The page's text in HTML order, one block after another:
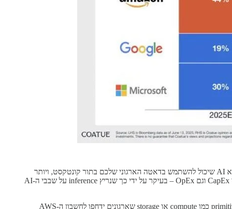
[...] רוח הדברים היא: מודלי שפה גדולים הם דבר שימושי, אבל יהפכו לקומודיטי, ויהיו זמינים בכל ענן. מה שהכי שימושי לחברות, עם זאת, הוא AI שיכול להשתמש בדאטה הארגוני שלכם בתור קונטקסט, ויותר
ארגונים פועלים על AWS מאשר על כל מקום אחר. אנחנו נספק AI עם מידע של החברה בתור קונטקסט, בסקייל, ובעלות נמוכה – גם במונחי CapEx וגם OpEx – בעיקר על ידי כך שנריץ inference על שבבי ה-AI
[...] הסיכון .. הוא ההנחה המוסווית ש-AI אינו מעבר פרדיגמה כפי שמובייל [וקלאוד] היו [...] במקרה של AWS, הם מניחים ש-AI הוא עוד primitive כמו compute או storage שארגונים ידחפו לחשבון ה-AWS